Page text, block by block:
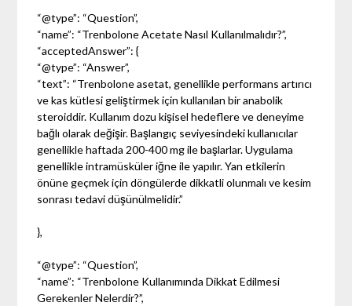
“@type”: “Question”,
“name”: “Trenbolone Acetate Nasıl Kullanılmalıdır?”,
“acceptedAnswer”: {
“@type”: “Answer”,
“text”: “Trenbolone asetat, genellikle performans artırıcı
ve kas kütlesi geliştirmek için kullanılan bir anabolik
steroiddir. Kullanım dozu kişisel hedeflere ve deneyime
bağlı olarak değişir. Başlangıç seviyesindeki kullanıcılar
genellikle haftada 200-400 mg ile başlarlar. Uygulama
genellikle intramüsküler iğne ile yapılır. Yan etkilerin
önüne geçmek için döngülerde dikkatli olunmalı ve kesim
sonrası tedavi düşünülmelidir.”
},
“@type”: “Question”,
“name”: “Trenbolone Kullanımında Dikkat Edilmesi
Gerekenler Nelerdir?”,